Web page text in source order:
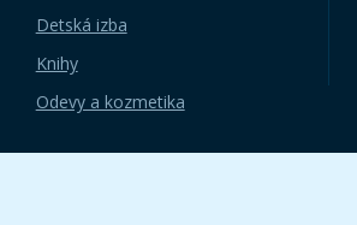
Detská izba
Knihy
Odevy a kozmetika